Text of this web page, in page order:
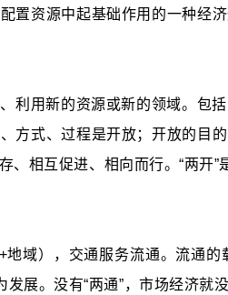
置资源中起基础作用的一种经
利用新的资源或新的领域。包
方式、过程是开放；开放的目
、相互促进、相向而行。“两开
域），交通服务流通。流通
展。没有“两通”，市场经济就没